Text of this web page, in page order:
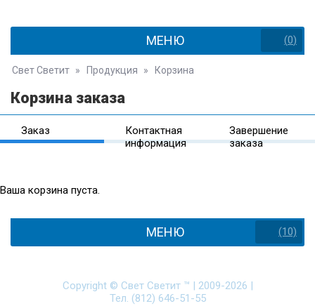
МЕНЮ (0)
Свет Светит » Продукция » Корзина
Корзина заказа
Заказ
Контактная
информация
Завершение
заказа
Ваша корзина пуста.
МЕНЮ (10)
Copyright © Свет Светит ™ | 2009-2026 |
Тел. (812) 646-51-55